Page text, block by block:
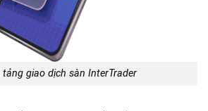
tảng giao dịch sàn InterTrader